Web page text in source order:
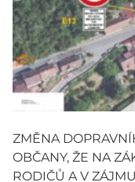
ZMĚNA
OBČANY, ŽE NA
RODIČŮ A V